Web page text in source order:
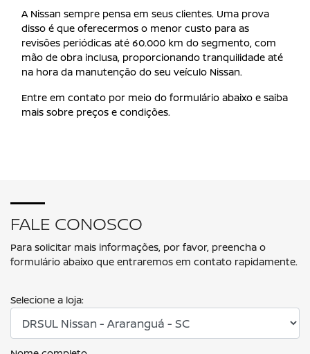
A Nissan sempre pensa em seus clientes. Uma prova
disso é que oferecermos o menor custo para as
revisões periódicas até 60.000 km do segmento, com
mão de obra inclusa, proporcionando tranquilidade até
na hora da manutenção do seu veículo Nissan.
Entre em contato por meio do formulário abaixo e saiba
mais sobre preços e condições.
FALE CONOSCO
Para solicitar mais informações, por favor, preencha o
formulário abaixo que entraremos em contato rapidamente.
Selecione a loja: